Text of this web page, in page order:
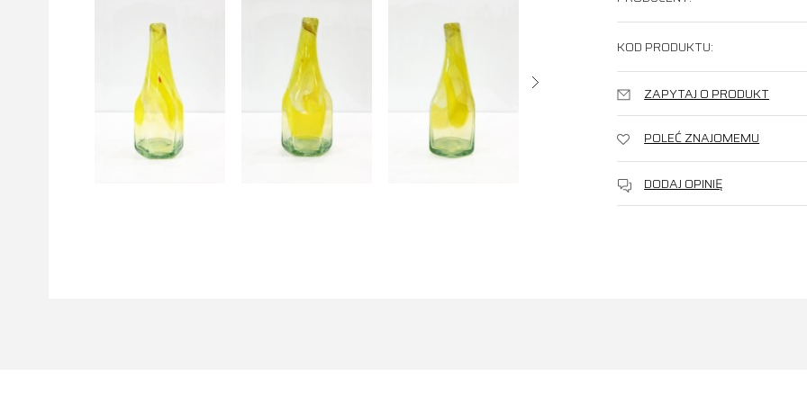
KOD PRODUKTU:
ZAPYTAJ O PRODUKT
POLEĆ ZNAJOMEMU
DODAJ OPINIĘ